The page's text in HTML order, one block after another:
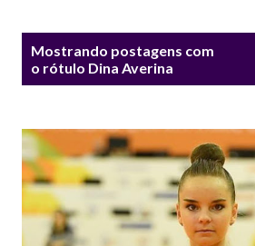
Mostrando postagens com
o rótulo Dina Averina